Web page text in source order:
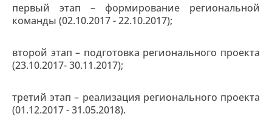
первый этап – формирование региональной
команды (02.10.2017 - 22.10.2017);
второй этап – подготовка регионального проекта
(23.10.2017- 30.11.2017);
третий этап – реализация регионального проекта
(01.12.2017 - 31.05.2018).